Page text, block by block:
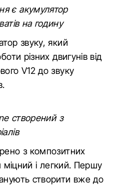
є акумулятор
на годину
звуку, який
різних двигунів від
V12 до звуку
створений з
з композитних
міцний і легкий. Першу
створити вже до